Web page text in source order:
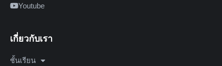
Youtube
เกี่ยวกับเรา
ชั้นเรียน